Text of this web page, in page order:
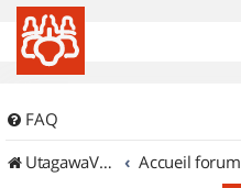
FAQ
UtagawaVTT (Randos VTT et VTTAE avec traces GPS)
Accueil forum